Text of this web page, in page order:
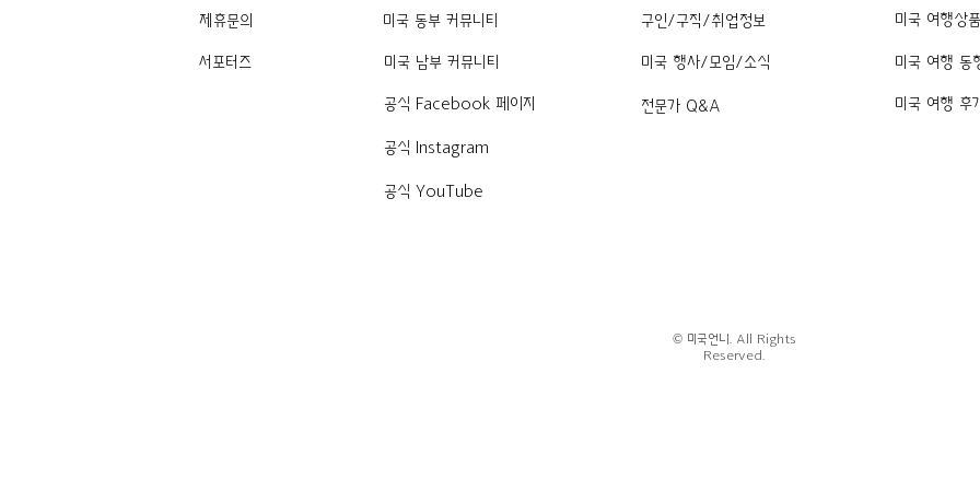
제휴문의
서포터즈
미국 동부 커뮤니티
미국 남부 커뮤니티
공식 Facebook 페이지
공식 Instagram
공식 YouTube
구인/구직/취업정보
미국 행사/모임/소식
전문가 Q&A
미국 여행상품
미국 여행 동
미국 여행 후기
© 미국언니. All Rights
Reserved.